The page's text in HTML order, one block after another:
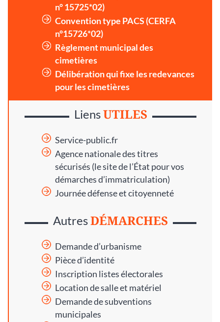
n° 15725*02)
Convention type PACS (CERFA
n°15726*02)
Règlement municipal des
cimetières
Délibération qui fixe les redevances
pour les cimetières
LiensUTILES
Service-public.fr
Agence nationale des titres
sécurisés (le site de l’État pour vos
démarches d’immatriculation)
Journée défense et citoyenneté
AutresDÉMARCHES
Demande d’urbanisme
Pièce d’identité
Inscription listes électorales
Location de salle et matériel
Demande de subventions
municipales